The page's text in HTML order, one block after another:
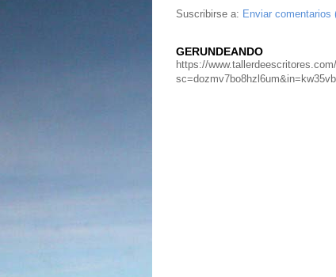
Suscribirse a: Enviar comentarios
GERUNDEANDO
https://